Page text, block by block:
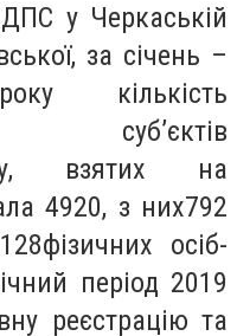
у Черкаській
за січень –
кількість
суб’єктів
взятих на
4920, з них792
фізичних осіб-
період 2019
реєстрацію та